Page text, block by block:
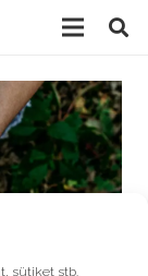
sütiket stb.